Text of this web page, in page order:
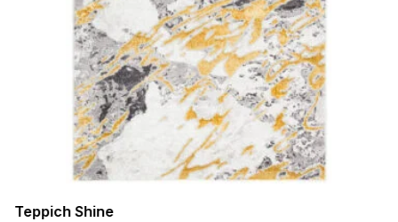
Teppich Shine